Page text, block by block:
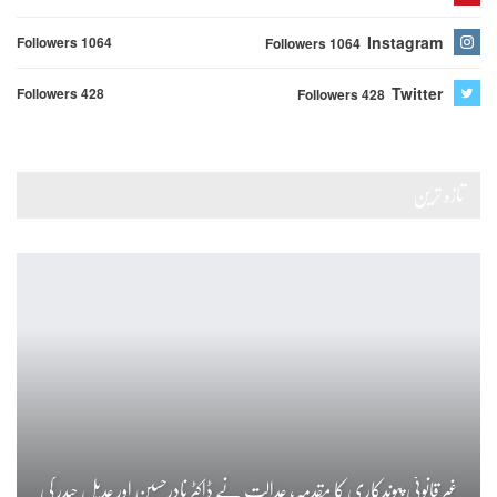
Instagram
Followers 1064
Followers 1064
Twitter
Followers 428
Followers 428
غیر قانونی پیوندکاری کا مقدمہ، عدالت نے ڈاکٹر نادرحسین اور عدیل حیدر کی